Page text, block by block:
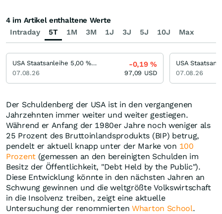
Der Schuldenberg der USA ist in den vergangenen
Jahrzehnten immer weiter und weiter gestiegen.
Während er Anfang der 1980er Jahre noch weniger als
25 Prozent des Bruttoinlandsprodukts (BIP) betrug,
pendelt er aktuell knapp unter der Marke von 100
Prozent(gemessen an den bereinigten Schulden im
Besitz der Öffentlichkeit, "Debt Held by the Public").
Diese Entwicklung könnte in den nächsten Jahren an
Schwung gewinnen und die weltgrößte Volkswirtschaft
in die Insolvenz treiben, zeigt eine aktuelle
Untersuchung der renommierten Wharton School.
Intraday 5T 1M 3M 1J 3J 5J 10J Max
4 im Artikel enthaltene Werte
USA Staatsanleihe 5,00 % bis 05/56
07.08.26
-0,19%
97,09 USD 07.08.26